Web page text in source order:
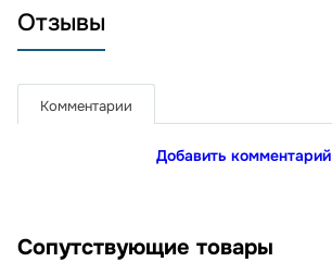
Отзывы
Комментарии
Добавить комментарий
Сопутствующие товары